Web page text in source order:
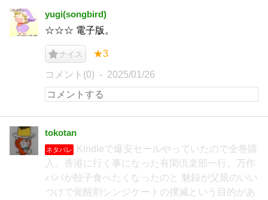
yugi(songbird)
☆☆☆ 電子版。
ナイス ★3
コメント(0) 2025/01/26
tokotan
ネタバレ
Kindleで爆安セールやっていたので全巻購
入。香港に行く事になった有閑倶楽部一行。万作
パパが餃子食べたくなったのと 魅録が父親のいい
つけで覚醒剤シンジケートの撲滅という目的があ